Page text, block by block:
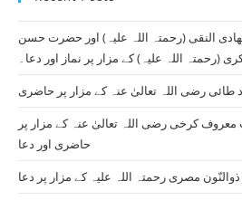
النقی (رحمتہ اللہ علیہ) اور حضرت حسن
(رحمتہ اللہ علیہ) کے مزار پر نماز اور دعا۔
رضی اللہ تعالیٰ عنہ کے مزار پر حاضری
کرخی رضی اللہ تعالیٰ عنہ کے مزار پر
حاضری اور دعا
مصری رحمتہ اللہ علیہ کے مزار پر دعا